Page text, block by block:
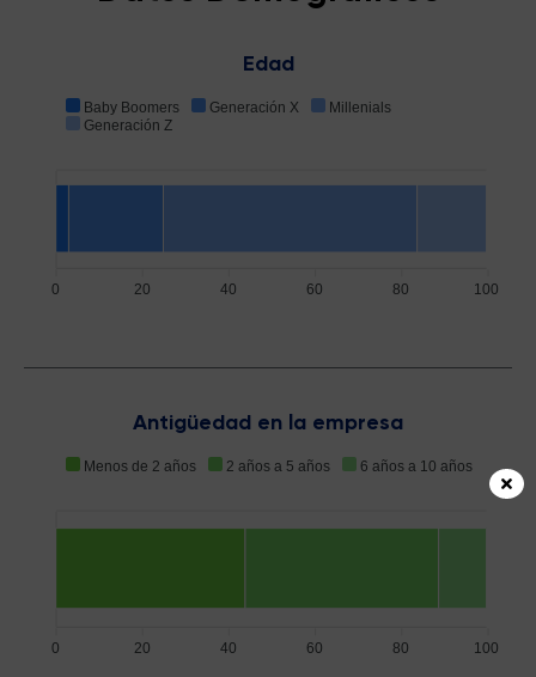
Edad
Baby Boomers Generación X
Millenials
Generación Z
100
80
60
40
20
0
Antigüedad en la empresa
Menos de 2 años 2 años a 5 años 6 años a 10 años
100
80
60
40
20
0